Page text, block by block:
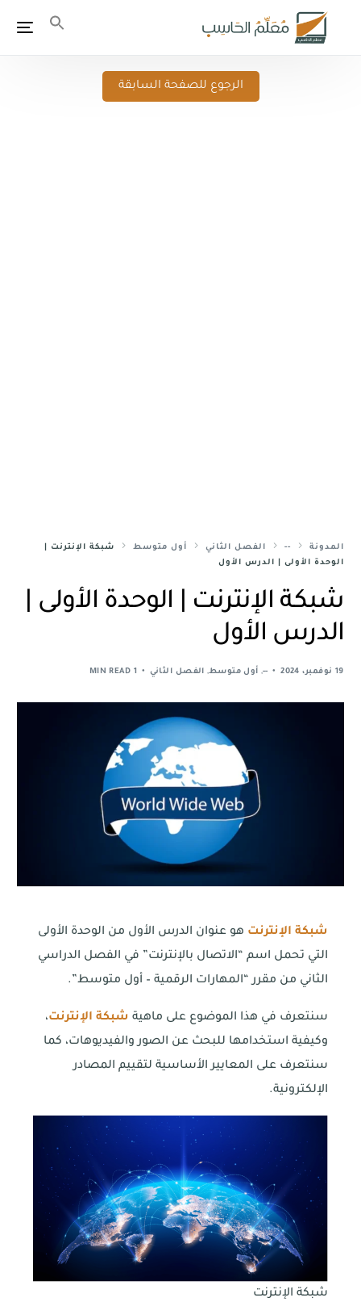
الرجوع للصفحة السابقة
المدونة -- الفصل الثاني أول متوسط
شبكة الإنترنت |
الوحدة الأولى | الدرس الأول
شبكة الإنترنت | الوحدة الأولى |
الدرس الأول
19 نوفمبر، 2024 --
, أول متوسط, الفصل الثاني 1 MIN READ
شبكة الإنترنت هو عنوان الدرس الأول من الوحدة الأولى
التي تحمل اسم “الاتصال بالإنترنت” في الفصل الدراسي
الثاني من مقرر “المهارات الرقمية – أول متوسط”.
سنتعرف في هذا الموضوع على ماهية شبكة الإنترنت،
وكيفية استخدامها للبحث عن الصور والفيديوهات، كما
سنتعرف على المعايير الأساسية لتقييم المصادر
الإلكترونية.
شبكة الإنترنت